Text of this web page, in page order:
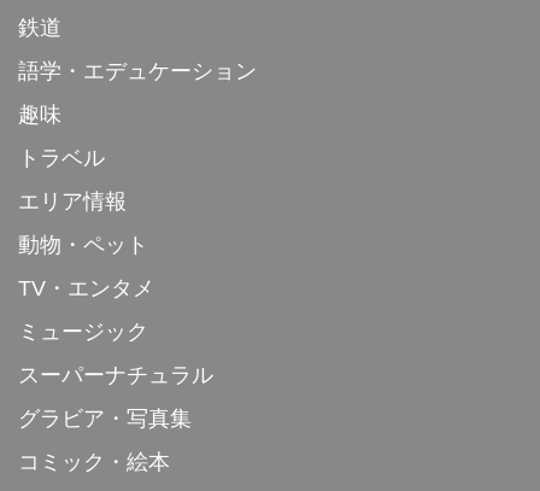
鉄道
語学・エデュケーション
趣味
トラベル
エリア情報
動物・ペット
TV・エンタメ
ミュージック
スーパーナチュラル
グラビア・写真集
コミック・絵本